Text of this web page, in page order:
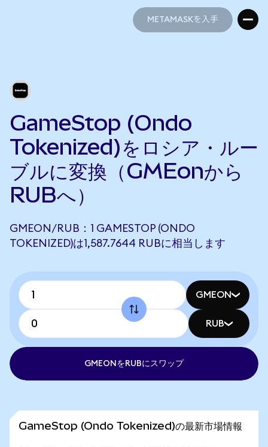
METAMASKを入手
GameStop (Ondo
Tokenized)をロシア・ルー
ブルに変換（GMEonから
RUBへ）
GMEON/RUB：1 GAMESTOP (ONDO
TOKENIZED)は1,587.7644 RUBに相当します
GMEON
RUB
GMEONをRUBにスワップ
GameStop (Ondo Tokenized)の最新市場情報